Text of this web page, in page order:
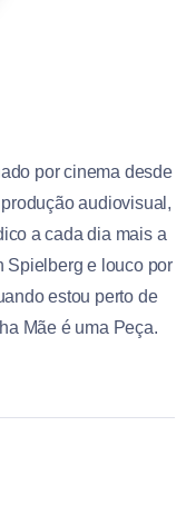
por cinema desde
audiovisual,
a cada dia mais a
Spielberg e louco por
estou perto de
Mãe é uma Peça.